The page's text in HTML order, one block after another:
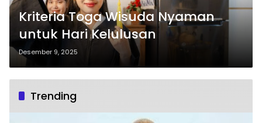
Kriteria Toga Wisuda Nyaman
untuk Hari Kelulusan
Desember 9, 2025
Trending